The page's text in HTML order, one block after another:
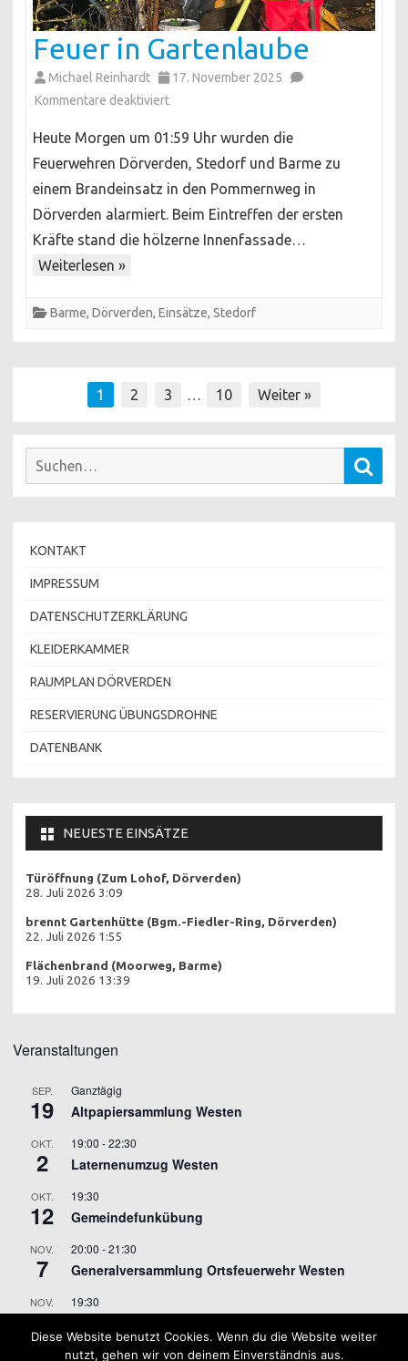
Feuer in Gartenlaube
Michael Reinhardt
17. November 2025
Kommentare deaktiviertfür
in
Gartenlaube
Heute Morgen um 01:59 Uhr wurden die
Feuerwehren Dörverden, Stedorf und Barme zu
einem Brandeinsatz in den Pommernweg in
Dörverden alarmiert. Beim Eintreffen der ersten
Kräfte stand die hölzerne Innenfassade…
Weiterlesen »
Barme, Dörverden, Einsätze, Stedorf
Seitennummerierung
Beiträge
1 2 3 10 Weiter »
Suchen
KONTAKT
IMPRESSUM
DATENSCHUTZERKLÄRUNG
KLEIDERKAMMER
RAUMPLAN DÖRVERDEN
RESERVIERUNG ÜBUNGSDROHNE
DATENBANK
NEUESTE EINSÄTZE
Türöffnung (Zum Lohof, Dörverden)
28. Juli 2026 3:09
brennt Gartenhütte (Bgm.-Fiedler-Ring, Dörverden)
22. Juli 2026 1:55
Flächenbrand (Moorweg, Barme)
19. Juli 2026 13:39
Veranstaltungen
SEP.
19
Ganztägig
Altpapiersammlung Westen
OKT.
2
19:00 -22:30
Laternenumzug Westen
OKT.
12
19:30
Gemeindefunkübung
NOV.
7
20:00 -21:30
Generalversammlung Ortsfeuerwehr Westen
NOV.
9
19:30
Diese Website benutzt Cookies. Wenn du die Website weiter
nutzt, gehen wir von deinem Einverständnis aus.